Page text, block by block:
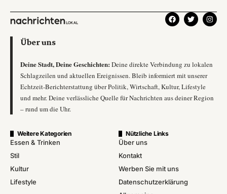
Über uns
Deine Stadt, Deine Geschichten: Deine direkte Verbindung zu lokalen
Schlagzeilen und aktuellen Ereignissen. Bleib informiert mit unserer
Echtzeit-Berichterstattung über Politik, Wirtschaft, Kultur, Lifestyle
und mehr. Deine verlässliche Quelle für Nachrichten aus deiner Region
– rund um die Uhr.
Weitere Kategorien
Essen & Trinken
Stil
Kultur
Lifestyle
Nützliche Links
Über uns
Kontakt
Werben Sie mit uns
Datenschutzerklärung